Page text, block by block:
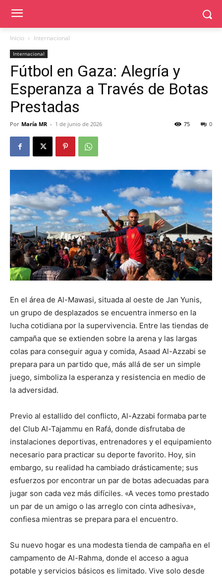
Inicio Internacional
Internacional
Fútbol en Gaza: Alegría y
Esperanza a Través de Botas
Prestadas
Por María MR - 1 de junio de 2026 0
75
En el área de Al-Mawasi, situada al oeste de Jan Yunis,
un grupo de desplazados se encuentra inmerso en la
lucha cotidiana por la supervivencia. Entre las tiendas de
campaña que se extienden sobre la arena y las largas
colas para conseguir agua y comida, Asaad Al-Azzabi se
prepara para un partido que, más allá de ser un simple
juego, simboliza la esperanza y resistencia en medio de
la adversidad.
Previo al estallido del conflicto, Al-Azzabi formaba parte
del Club Al-Tajammu en Rafá, donde disfrutaba de
instalaciones deportivas, entrenadores y el equipamiento
necesario para practicar su deporte favorito. Hoy, sin
embargo, su realidad ha cambiado drásticamente; sus
esfuerzos por encontrar un par de botas adecuadas para
jugar son cada vez más difíciles. «A veces tomo prestado
un par de un amigo o las arreglo con cinta adhesiva»,
confiesa mientras se prepara para el encuentro.
Su nuevo hogar es una modesta tienda de campaña en el
campamento de Al-Rahma, donde el acceso a agua
potable y servicios básicos es limitado. Vive solo desde